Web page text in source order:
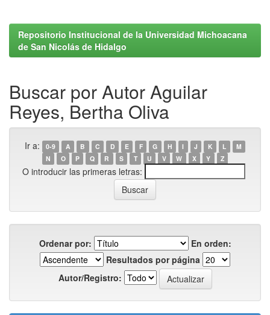
Repositorio Institucional de la Universidad Michoacana
de San Nicolás de Hidalgo
Buscar por Autor Aguilar
Reyes, Bertha Oliva
Ir a: 0-9 A B C D E F G H I J K L
M
N
O P Q R S T U V W X Y Z
O introducir las primeras letras:
Ordenar por:
En orden:
Resultados por página
Autor/Registro: